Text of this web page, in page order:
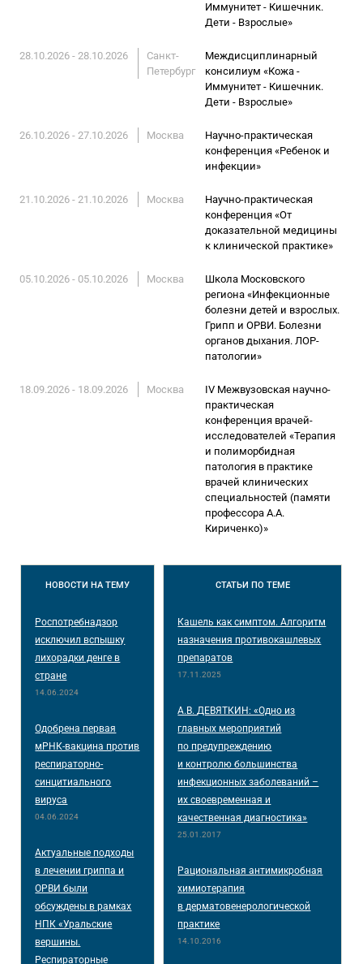
Иммунитет - Кишечник.
Дети - Взрослые»
28.10.2026 - 28.10.2026
Санкт-
Петербург
Междисциплинарный
консилиум «Кожа -
Иммунитет - Кишечник.
Дети - Взрослые»
26.10.2026 - 27.10.2026 Москва
Научно-практическая
конференция «Ребенок и
инфекции»
21.10.2026 - 21.10.2026 Москва
Научно-практическая
конференция «От
доказательной медицины
к клинической практике»
05.10.2026 - 05.10.2026 Москва
Школа Московского
региона «Инфекционные
болезни детей и взрослых.
Грипп и ОРВИ. Болезни
органов дыхания. ЛОР-
патологии»
18.09.2026 - 18.09.2026 Москва
IV Межвузовская научно-
практическая
конференция врачей-
исследователей «Терапия
и полиморбидная
патология в практике
врачей клинических
специальностей (памяти
профессора А.А.
Кириченко)»
НОВОСТИНА ТЕМУ
Роспотребнадзор
исключил вспышку
лихорадки денге в
стране
14.06.2024
Одобрена первая
мРНК-вакцина против
респираторно-
синцитиального
вируса
04.06.2024
Актуальные подходы
в лечении гриппа и
ОРВИ были
обсуждены в рамках
НПК «Уральские
вершины.
Респираторные
СТАТЬИ ПО ТЕМЕ
Кашель как симптом. Алгоритм
назначения противокашлевых
препаратов
17.11.2025
А.В. ДЕВЯТКИН: «Одно из
главных мероприятий
по предупреждению
и контролю большинства
инфекционных заболеваний –
их своевременная и
качественная диагностика»
25.01.2017
Рациональная антимикробная
химиотерапия
в дерматовенерологической
практике
14.10.2016